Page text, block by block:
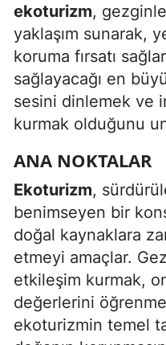
ekoturizm,
yaklaşım sunarak,
koruma fırsatı
sağlayacağı en
sesini dinlemek ve
kurmak olduğunu
ANA NOKTALAR
Ekoturizm,
benimseyen bir
doğal kaynaklara
etmeyi amaçlar.
etkileşim kurmak,
değerlerini
ekoturizmin temel